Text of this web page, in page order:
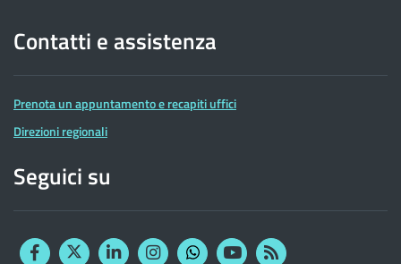
Contatti e assistenza
Prenota un appuntamento e recapiti uffici
Direzioni regionali
Seguici su
FacebookTwitterLinkedinInstagram YouTubeRSS